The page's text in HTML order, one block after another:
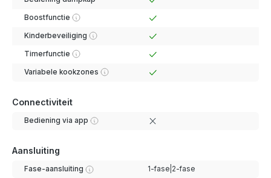
Boostfunctie
Kinderbeveiliging
Timerfunctie
Variabele kookzones
Connectiviteit
Bediening via app
Aansluiting
Fase-aansluiting 1-fase|2-fase